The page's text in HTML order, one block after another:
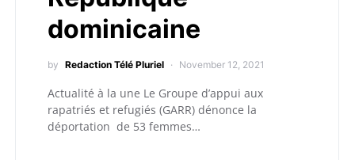
dominicaine
by Redaction Télé Pluriel November 12, 2021
Actualité à la une Le Groupe d’appui aux
rapatriés et refugiés (GARR) dénonce la
déportation de 53 femmes…